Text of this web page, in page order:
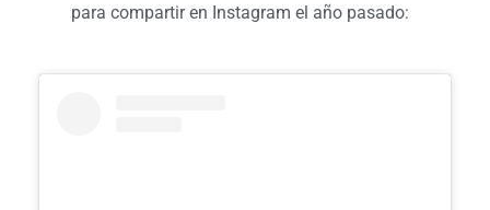
para compartir en Instagram el año pasado: